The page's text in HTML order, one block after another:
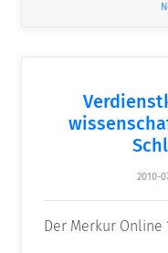
2010-
Der Merkur Online